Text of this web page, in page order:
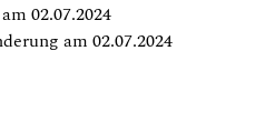
02.07.2024
am 02.07.2024